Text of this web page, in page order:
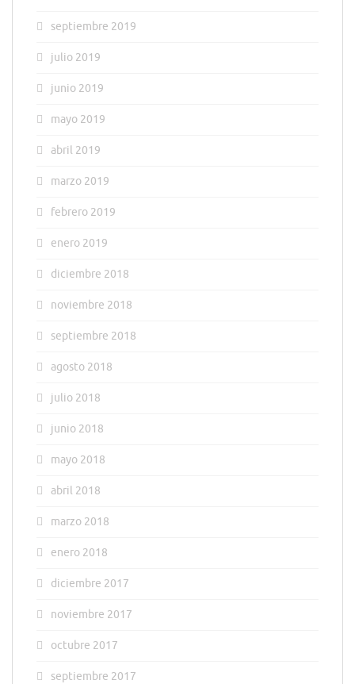
septiembre 2019
julio 2019
junio 2019
mayo 2019
abril 2019
marzo 2019
febrero 2019
enero 2019
diciembre 2018
noviembre 2018
septiembre 2018
agosto 2018
julio 2018
junio 2018
mayo 2018
abril 2018
marzo 2018
enero 2018
diciembre 2017
noviembre 2017
octubre 2017
septiembre 2017